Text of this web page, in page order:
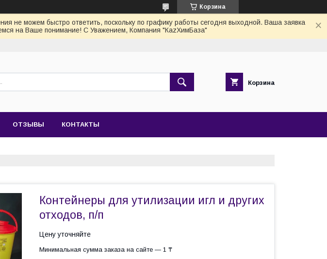
Корзина
можем быстро ответить, поскольку по графику работы сегодня выходной. Ваша заявка
на Ваше понимание! С Уважением, Компания "КаzХимБаза"
Корзина
ОТЗЫВЫ КОНТАКТЫ
Контейнеры для утилизации игл и других
отходов, п/п
Цену уточняйте
Минимальная сумма заказа на сайте — 1 ₸